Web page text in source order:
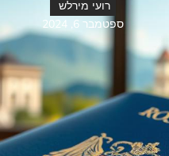
רועי מירלש
ספטמבר 6, 2024